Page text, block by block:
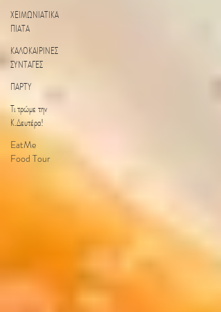
ΧΕΙΜΩΝΙΑΤΙΚΑ
ΠΙΑΤΑ
ΚΑΛΟΚΑΙΡΙΝΕΣ
ΣΥΝΤΑΓΕΣ
ΠΑΡΤΥ
Τι τρώμε την
Κ.Δευτέρα!
EatMe
Food Tour